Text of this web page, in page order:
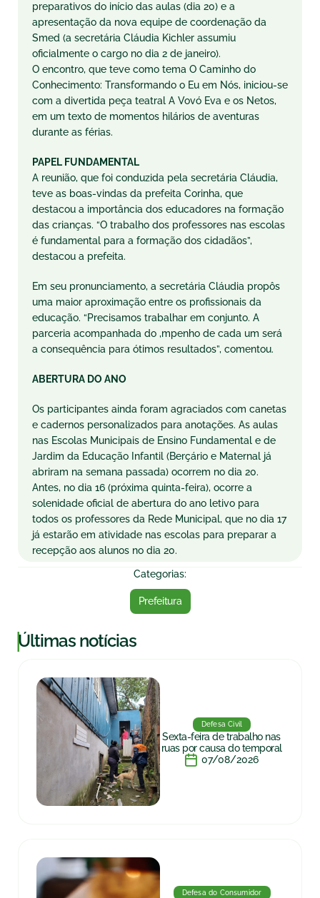
preparativos do início das aulas (dia 20) e a
apresentação da nova equipe de coordenação da
Smed (a secretária Cláudia Kichler assumiu
oficialmente o cargo no dia 2 de janeiro).
O encontro, que teve como tema O Caminho do
Conhecimento: Transformando o Eu em Nós, iniciou-se
com a divertida peça teatral A Vovó Eva e os Netos,
em um texto de momentos hilários de aventuras
durante as férias.
PAPEL FUNDAMENTAL
A reunião, que foi conduzida pela secretária Cláudia,
teve as boas-vindas da prefeita Corinha, que
destacou a importância dos educadores na formação
das crianças. “O trabalho dos professores nas escolas
é fundamental para a formação dos cidadãos”,
destacou a prefeita.
Em seu pronunciamento, a secretária Cláudia propôs
uma maior aproximação entre os profissionais da
educação. “Precisamos trabalhar em conjunto. A
parceria acompanhada do ,mpenho de cada um será
a consequência para ótimos resultados”, comentou.
ABERTURA DO ANO
Os participantes ainda foram agraciados com canetas
e cadernos personalizados para anotações. As aulas
nas Escolas Municipais de Ensino Fundamental e de
Jardim da Educação Infantil (Berçário e Maternal já
abriram na semana passada) ocorrem no dia 20.
Antes, no dia 16 (próxima quinta-feira), ocorre a
solenidade oficial de abertura do ano letivo para
todos os professores da Rede Municipal, que no dia 17
já estarão em atividade nas escolas para preparar a
recepção aos alunos no dia 20.
Categorias:
Prefeitura
|Últimas notícias
Defesa Civil
Sexta-feira de trabalho nas
ruas por causa do temporal
07/08/2026
Defesa do Consumidor